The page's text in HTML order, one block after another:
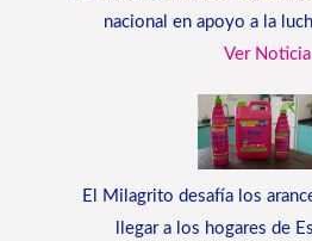
nacional en apoyo a la
Ver Noticia
El Milagrito desafía los
llegar a los hogares de